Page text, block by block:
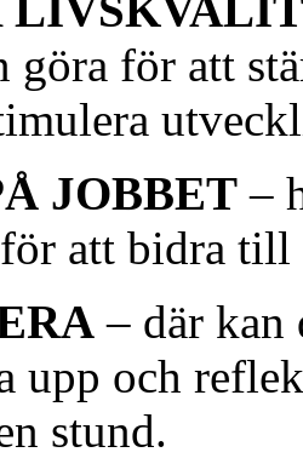
göra för att
JOBBET –
att bidra
– där kan
upp och
stund.